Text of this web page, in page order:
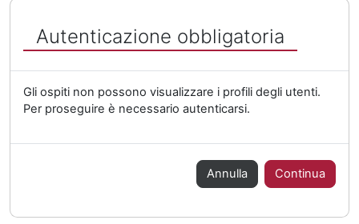
Autenticazione obbligatoria
Gli ospiti non possono visualizzare i profili degli utenti.
Per proseguire è necessario autenticarsi.
Annulla Continua